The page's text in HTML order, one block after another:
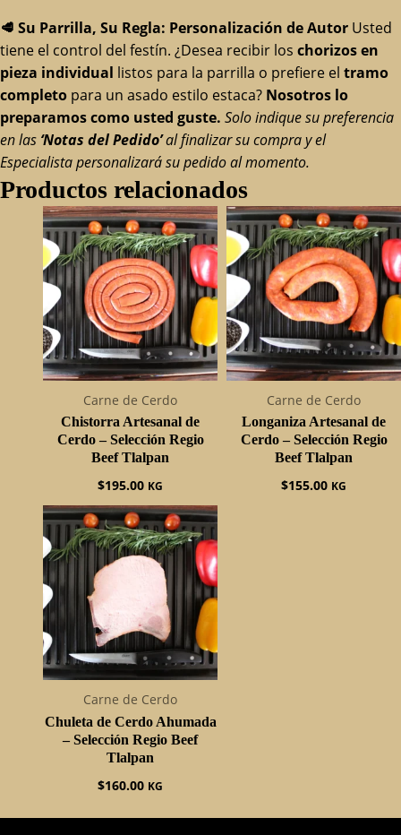
🥩 Su Parrilla, Su Regla: Personalización de Autor Usted
tiene el control del festín. ¿Desea recibir los chorizos en
pieza individual listos para la parrilla o prefiere el tramo
completo para un asado estilo estaca? Nosotros lo
preparamos como usted guste. Solo indique su preferencia
en las ‘Notas del Pedido’al finalizar su compra y el
Especialista personalizará su pedido al momento.
Productos relacionados
Carne de Cerdo
Chistorra Artesanal de
Cerdo – Selección Regio
Beef Tlalpan
$195.00 KG
Carne de Cerdo
Longaniza Artesanal de
Cerdo – Selección Regio
Beef Tlalpan
$155.00 KG
Carne de Cerdo
Chuleta de Cerdo Ahumada
– Selección Regio Beef
Tlalpan
$160.00 KG